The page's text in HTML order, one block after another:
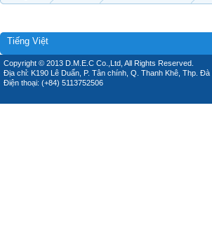
Tiếng Việt
Copyright © 2013 D.M.E.C Co.,Ltd, All Rights Reserved.
Địa chỉ: K190 Lê Duẩn, P. Tân chính, Q. Thanh Khê, Thp. Đà
Điện thoại: (+84) 5113752506